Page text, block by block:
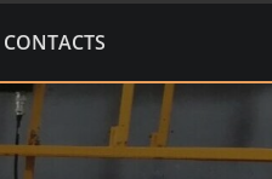
CONTACTS